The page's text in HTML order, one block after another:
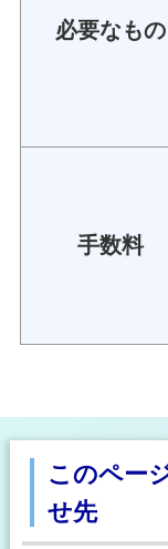
必要なもの
手数料
このペー
せ先